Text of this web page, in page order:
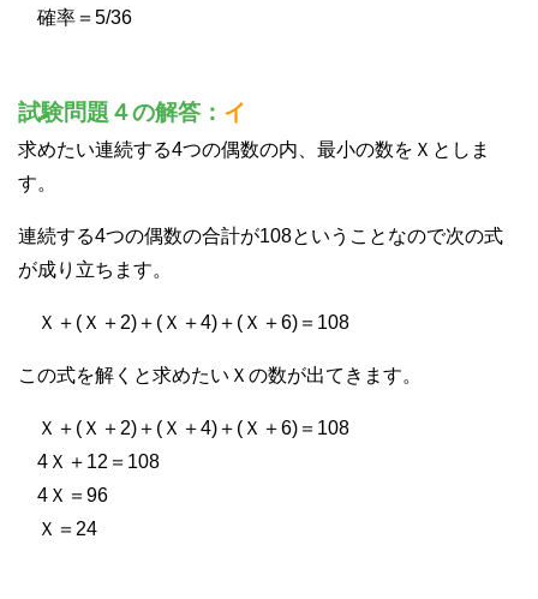
確率＝5/36
試験問題４の解答： イ
求めたい連続する4つの偶数の内、最小の数をＸとしま
す。
連続する4つの偶数の合計が108ということなので次の式
が成り立ちます。
Ｘ＋(Ｘ＋2)＋(Ｘ＋4)＋(Ｘ＋6)＝108
この式を解くと求めたいＸの数が出てきます。
Ｘ＋(Ｘ＋2)＋(Ｘ＋4)＋(Ｘ＋6)＝108
4Ｘ＋12＝108
4Ｘ＝96
Ｘ＝24